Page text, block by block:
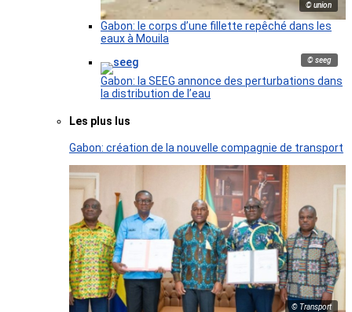
© union
Gabon: le corps d’une fillette repêché dans les
eaux à Mouila
© seeg
Gabon: la SEEG annonce des perturbations dans
la distribution de l’eau
Les plus lus
Gabon: création de la nouvelle compagnie de transport
© Transport